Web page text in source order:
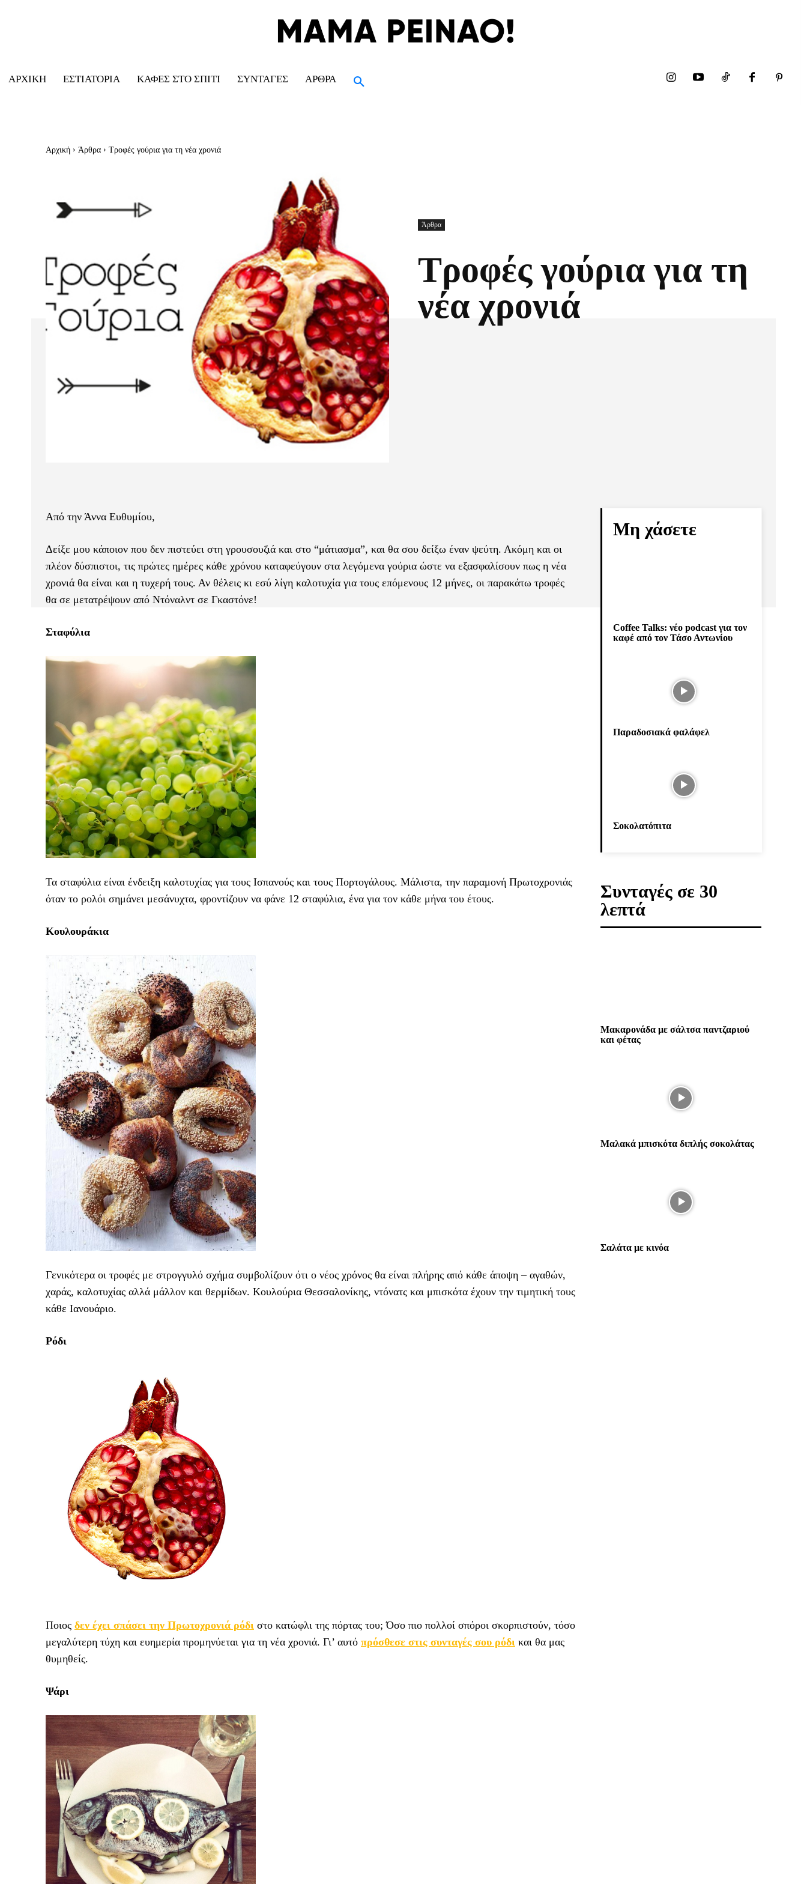
ΑΡΧΙΚΉ ΕΣΤΙΑΤΌΡΙΑ ΚΑΦΈΣ ΣΤΟ ΣΠΊΤΙ ΣΥΝΤΑΓΈΣ ΆΡΘΡΑ
Αρχική Άρθρα Τροφές γούρια για τη νέα χρονιά
Άρθρα
Τροφές γούρια για τη
νέα χρονιά
Από την Άννα Ευθυμίου,
Δείξε μου κάποιον που δεν πιστεύει στη γρουσουζιά και στο “μάτιασμα”, και θα σου δείξω έναν ψεύτη. Ακόμη και οι
πλέον δύσπιστοι, τις πρώτες ημέρες κάθε χρόνου καταφεύγουν στα λεγόμενα γούρια ώστε να εξασφαλίσουν πως η νέα
χρονιά θα είναι και η τυχερή τους. Αν θέλεις κι εσύ λίγη καλοτυχία για τους επόμενους 12 μήνες, οι παρακάτω τροφές
θα σε μετατρέψουν από Ντόναλντ σε Γκαστόνε!
Σταφύλια
Τα σταφύλια είναι ένδειξη καλοτυχίας για τους Ισπανούς και τους Πορτογάλους. Μάλιστα, την παραμονή Πρωτοχρονιάς
όταν το ρολόι σημάνει μεσάνυχτα, φροντίζουν να φάνε 12 σταφύλια, ένα για τον κάθε μήνα του έτους.
Κουλουράκια
Γενικότερα οι τροφές με στρογγυλό σχήμα συμβολίζουν ότι ο νέος χρόνος θα είναι πλήρης από κάθε άποψη – αγαθών,
χαράς, καλοτυχίας αλλά μάλλον και θερμίδων. Κουλούρια Θεσσαλονίκης, ντόνατς και μπισκότα έχουν την τιμητική τους
κάθε Ιανουάριο.
Ρόδι
Πoιος δεν έχει σπάσει την Πρωτοχρονιά ρόδι στο κατώφλι της πόρτας του; Όσο πιο πολλοί σπόροι σκορπιστούν, τόσο
μεγαλύτερη τύχη και ευημερία προμηνύεται για τη νέα χρονιά. Γι’ αυτό πρόσθεσε στις συνταγές σου ρόδι και θα μας
θυμηθείς.
Ψάρι
Μη χάσετε
Coffee Talks: νέο podcast για τον
καφέ από τον Τάσο Αντωνίου
Παραδοσιακά φαλάφελ
Σοκολατόπιτα
Συνταγές σε 30
λεπτά
Μακαρονάδα με σάλτσα παντζαριού
και φέτας
Μαλακά μπισκότα διπλής σοκολάτας
Σαλάτα με κινόα